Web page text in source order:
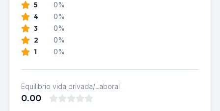
5 0%
4 0%
3 0%
2 0%
1 0%
Equilibrio vida privada/Laboral
0.00